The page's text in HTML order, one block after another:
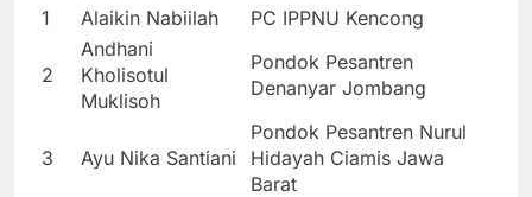
1
Alaikin Nabiilah PC IPPNU Kencong
2
Andhani
Kholisotul
Muklisoh
Pondok Pesantren
Denanyar Jombang
3 Ayu Nika Santiani
Pondok Pesantren Nurul
Hidayah Ciamis Jawa
Barat